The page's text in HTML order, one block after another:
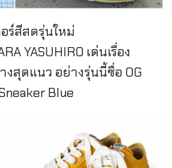
YASUHIRO เด่นเรื่อง
สุดแนว อย่างรุ่นนี้ชื่อ OG
Blue